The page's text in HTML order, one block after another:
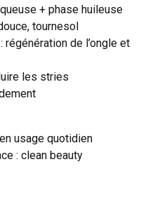
+ phase huileuse
tournesol
de l’ongle et
les stries
usage quotidien
: clean beauty